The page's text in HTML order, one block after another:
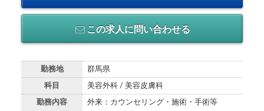
この求人に問い合わせる
勤務地 群馬県
科目 美容外科 / 美容皮膚科
勤務内容 外来：カウンセリング・施術・手術等